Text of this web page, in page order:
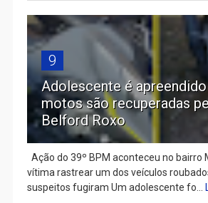
9
Adolescente é
motos são recuperadas
Belford Roxo
Ação do 39º BPM aconteceu no bairro
vítima rastrear um dos veículos
suspeitos fugiram Um adolescente fo...